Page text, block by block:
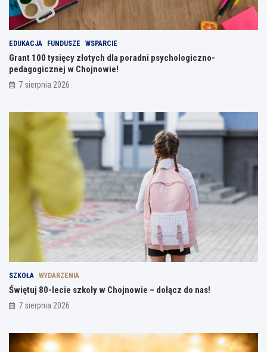
EDUKACJA FUNDUSZE WSPARCIE
Grant 100 tysięcy złotych dla poradni psychologiczno-
pedagogicznej w Chojnowie!
7 sierpnia 2026
SZKOŁA WYDARZENIA
Świętuj 80-lecie szkoły w Chojnowie – dołącz do nas!
7 sierpnia 2026